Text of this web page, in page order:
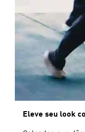
Eleve seu look